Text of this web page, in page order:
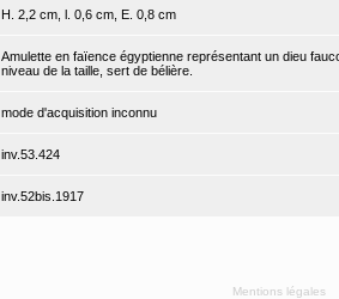
H. 2,2 cm, l. 0,6 cm, E. 0,8 cm
Amulette en faïence égyptienne représentant un dieu
niveau de la taille, sert de bélière.
mode d'acquisition inconnu
inv.53.424
inv.52bis.1917
Mentions légales